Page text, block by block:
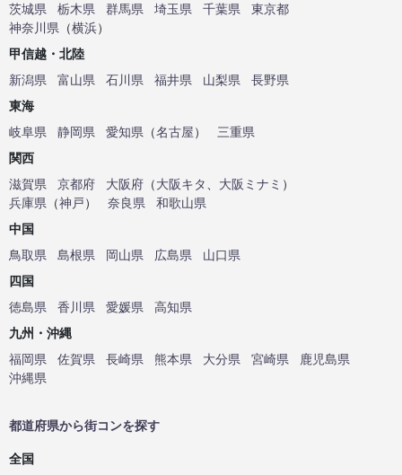
茨城県
栃木県 群馬県 埼玉県 千葉県
東京都
神奈川県 （横浜）
甲信越・北陸
新潟県
富山県 石川県 福井県 山梨県
長野県
東海
岐阜県
静岡県 愛知県 （名古屋）
三重県
関西
滋賀県
京都府 大阪府 （大阪キタ 大阪ミナミ ）
兵庫県 （神戸） 奈良県
和歌山県
中国
鳥取県
島根県 岡山県 広島県
山口県
四国
徳島県
香川県 愛媛県
高知県
九州・沖縄
福岡県
佐賀県 長崎県 熊本県 大分県 宮崎県
鹿児島県
沖縄県
都道府県から街コンを探す
全国